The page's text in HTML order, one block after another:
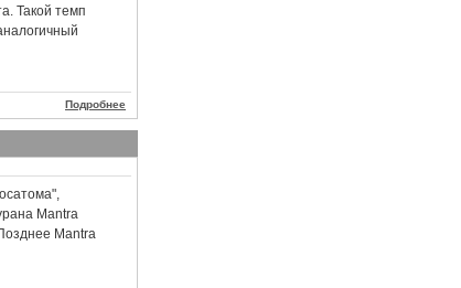
Такой темп
Подробнее
Mantra
Mantra